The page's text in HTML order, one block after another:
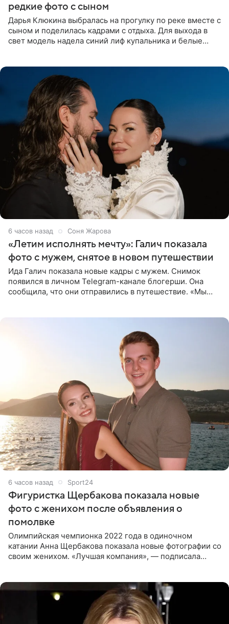
редкие фото с сыном
Дарья Клюкина выбралась на прогулку по реке вместе с
сыном и поделилась кадрами с отдыха. Для выхода в
свет модель надела синий лиф купальника и белые
6 часов назад Соня Жарова
«Летим исполнять мечту»: Галич показала
фото с мужем, снятое в новом путешествии
Ида Галич показала новые кадры с мужем. Снимок
появился в личном Telegram-канале блогерши. Она
сообщила, что они отправились в путешествие. «Мы
6 часов назад Sport24
Фигуристка Щербакова показала новые
фото с женихом после объявления о
помолвке
Олимпийская чемпионка 2022 года в одиночном
катании Анна Щербакова показала новые фотографии со
своим женихом. «Лучшая компания», — подписала